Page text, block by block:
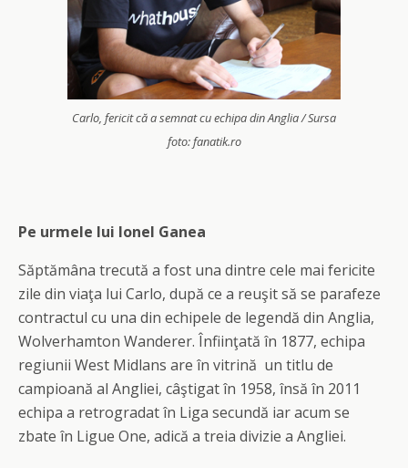
Carlo, fericit că a semnat cu echipa din Anglia / Sursa
foto: fanatik.ro
Pe urmele lui Ionel Ganea
Săptămâna trecută a fost una dintre cele mai fericite
zile din viaţa lui Carlo, după ce a reuşit să se parafeze
contractul cu una din echipele de legendă din Anglia,
Wolverhamton Wanderer. Înfiinţată în 1877, echipa
regiunii West Midlans are în vitrină un titlu de
campioană al Angliei, câştigat în 1958, însă în 2011
echipa a retrogradat în Liga secundă iar acum se
zbate în Ligue One, adică a treia divizie a Angliei.